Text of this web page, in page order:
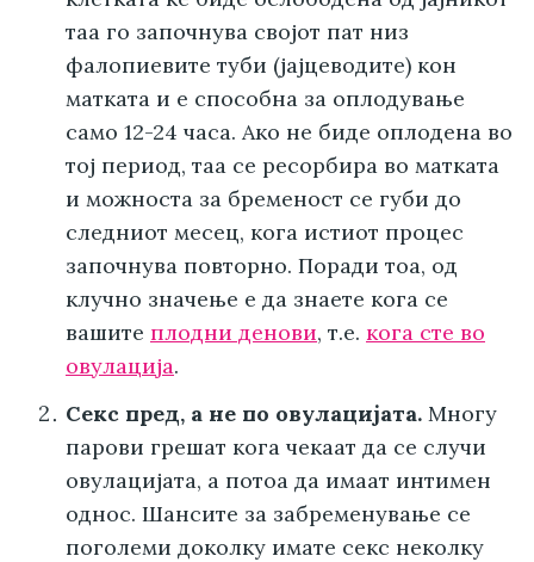
таа го започнува својот пат низ
фалопиевите туби (јајцеводите) кон
матката и е способна за оплодување
само 12-24 часа. Ако не биде оплодена во
тој период, таа се ресорбира во матката
и можноста за бременост се губи до
следниот месец, кога истиот процес
започнува повторно. Поради тоа, од
клучно значење е да знаете кога се
вашите плодни денови, т.е. кога сте во
овулација.
Секс пред, а не по овулацијата. Многу
парови грешат кога чекаат да се случи
овулацијата, а потоа да имаат интимен
однос. Шансите за забременување се
поголеми доколку имате секс неколку